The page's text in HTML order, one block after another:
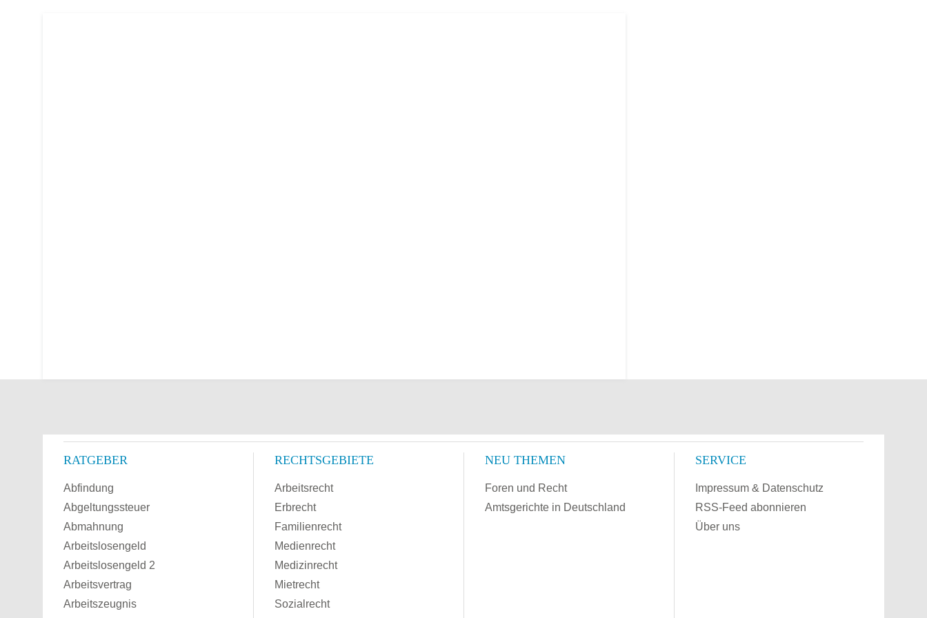
RATGEBER
Abfindung
Abgeltungssteuer
Abmahnung
Arbeitslosengeld
Arbeitslosengeld 2
Arbeitsvertrag
Arbeitszeugnis
RECHTSGEBIETE
Arbeitsrecht
Erbrecht
Familienrecht
Medienrecht
Medizinrecht
Mietrecht
Sozialrecht
NEU THEMEN
Foren und Recht
Amtsgerichte in Deutschland
SERVICE
Impressum & Datenschutz
RSS-Feed abonnieren
Über uns